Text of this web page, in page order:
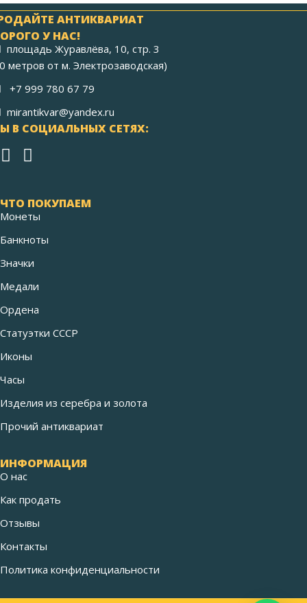
АНТИКВАРИАТ
У НАС!
площадь Журавлёва, 10, стр. 3
метров от м. Электрозаводская)
+7 999 780 67 79
mirantikvar@yandex.ru
В СОЦИАЛЬНЫХ СЕТЯХ:
ЧТО ПОКУПАЕМ
Монеты
Банкноты
Значки
Медали
Ордена
Статуэтки СССР
Иконы
Часы
Изделия из серебра и золота
Прочий антиквариат
ИНФОРМАЦИЯ
О нас
Как продать
Отзывы
Контакты
Политика конфиденциальности